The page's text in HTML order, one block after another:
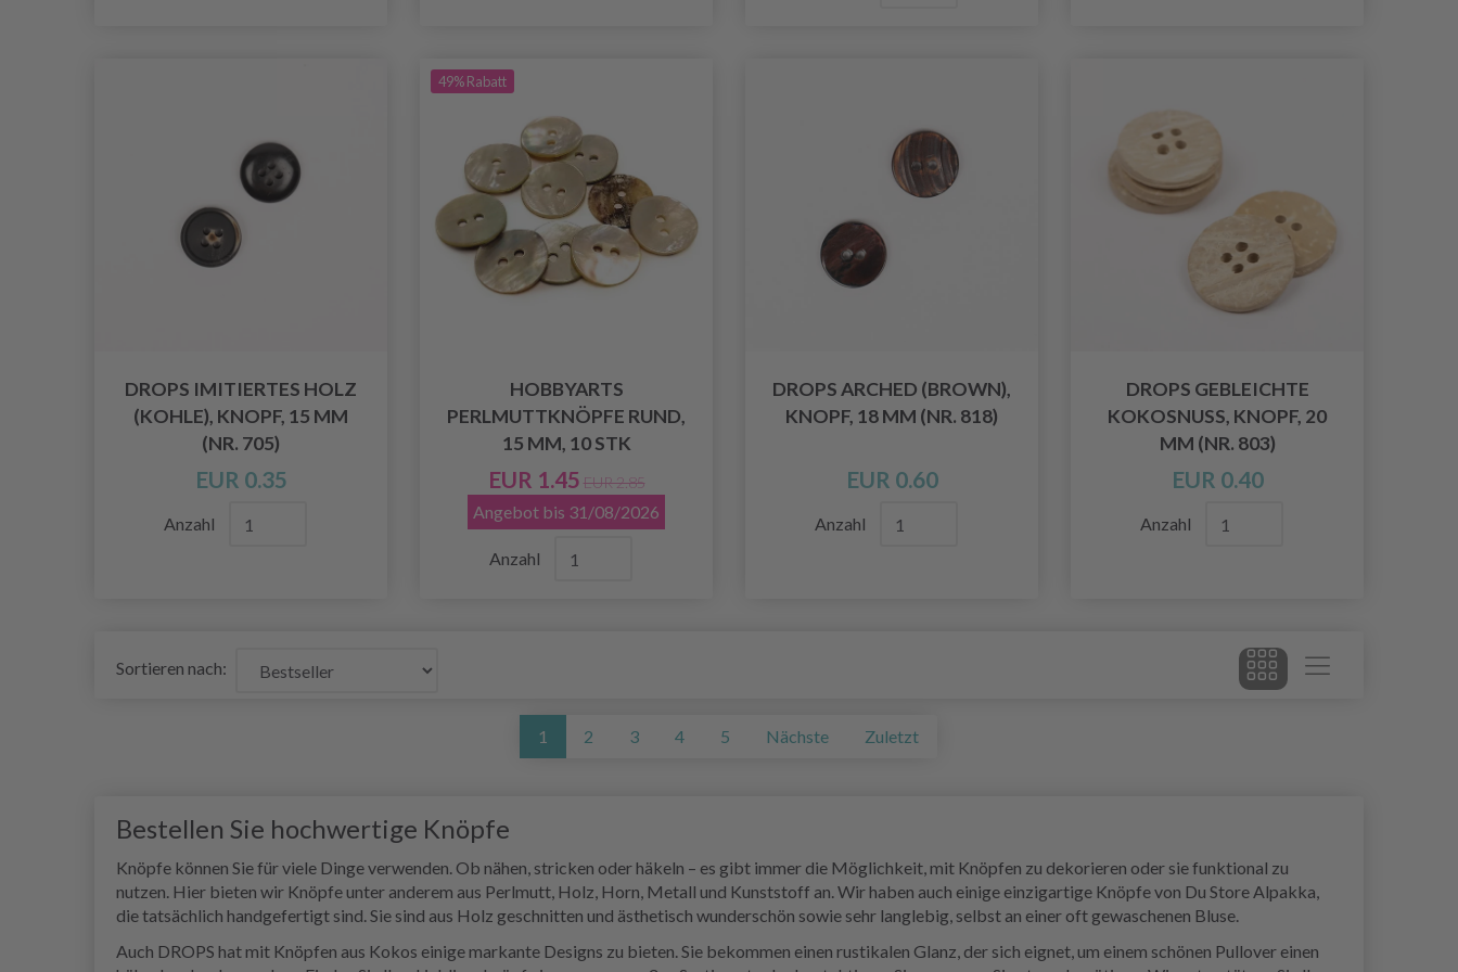
DROPS IMITIERTES HOLZ
(KOHLE), KNOPF, 15 MM
(NR. 705)
EUR 0.35
Anzahl
49% Rabatt
HOBBYARTS
PERLMUTTKNÖPFE RUND,
15 MM, 10 STK
EUR 1.45 EUR 2.85
Angebot bis 31/08/2026
Anzahl
DROPS ARCHED (BROWN),
KNOPF, 18 MM (NR. 818)
EUR 0.60
Anzahl
DROPS GEBLEICHTE
KOKOSNUSS, KNOPF, 20
MM (NR. 803)
EUR 0.40
Anzahl
Sortieren nach:
1 2 3 4 5 Nächste Zuletzt
Bestellen Sie hochwertige Knöpfe
Knöpfe können Sie für viele Dinge verwenden. Ob nähen, stricken oder häkeln – es gibt immer die Möglichkeit, mit Knöpfen zu dekorieren oder sie funktional zu
nutzen. Hier bieten wir Knöpfe unter anderem aus Perlmutt, Holz, Horn, Metall und Kunststoff an. Wir haben auch einige einzigartige Knöpfe von Du Store Alpakka,
die tatsächlich handgefertigt sind. Sie sind aus Holz geschnitten und ästhetisch wunderschön sowie sehr langlebig, selbst an einer oft gewaschenen Bluse.
Auch DROPS hat mit Knöpfen aus Kokos einige markante Designs zu bieten. Sie bekommen einen rustikalen Glanz, der sich eignet, um einem schönen Pullover einen